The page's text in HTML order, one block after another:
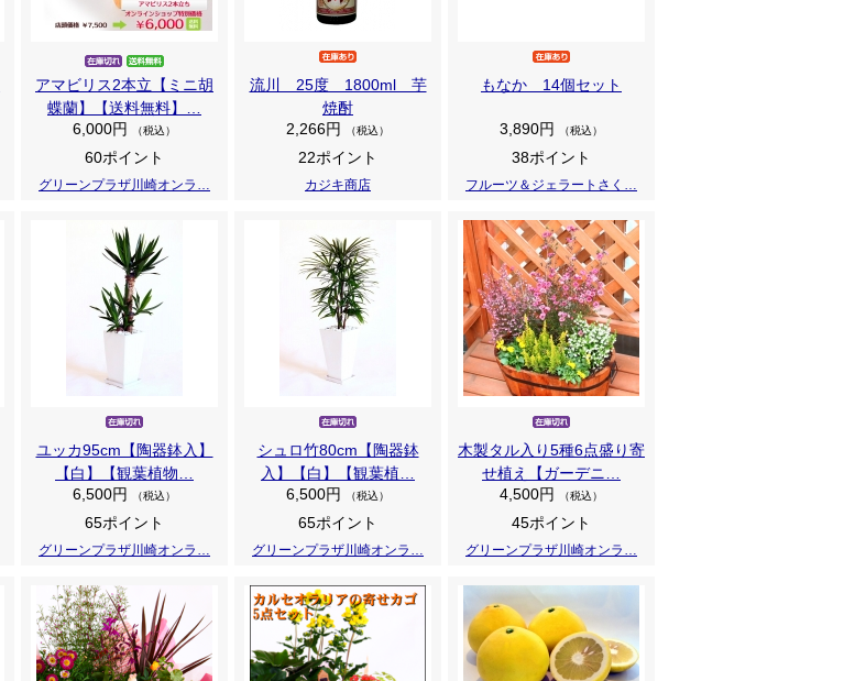
アマビリス2本立【ミニ胡
蝶蘭】【送料無料】…
6,000円
（税込）
60ポイント
グリーンプラザ川崎オンラ…
流川 25度 1800ml 芋
焼酎
2,266円
（税込）
22ポイント
カジキ商店
もなか 14個セット
3,890円 （税込）
38ポイント
フルーツ＆ジェラートさく…
ユッカ95cm【陶器鉢入】
【白】【観葉植物…
6,500円
（税込）
65ポイント
グリーンプラザ川崎オンラ…
シュロ竹80cm【陶器鉢
入】【白】【観葉植…
6,500円
（税込）
65ポイント
グリーンプラザ川崎オンラ…
木製タル入り5種6点盛り寄
せ植え【ガーデニ…
4,500円
（税込）
45ポイント
グリーンプラザ川崎オンラ…